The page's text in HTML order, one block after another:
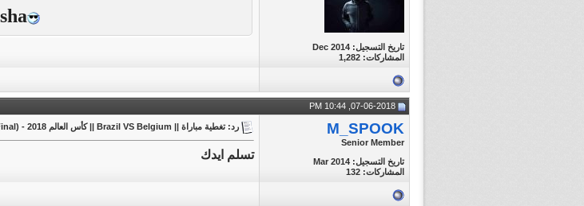
تاريخ التسجيل: Dec 2014
المشاركات: 1,282
M_SPOOK
Senior Member
تاريخ التسجيل: Mar 2014
المشاركات: 132
رد: تغطية مباراة || Brazil VS Belgium || كأس العالم 2018 - (Quarter Final)
تسلم ايدك